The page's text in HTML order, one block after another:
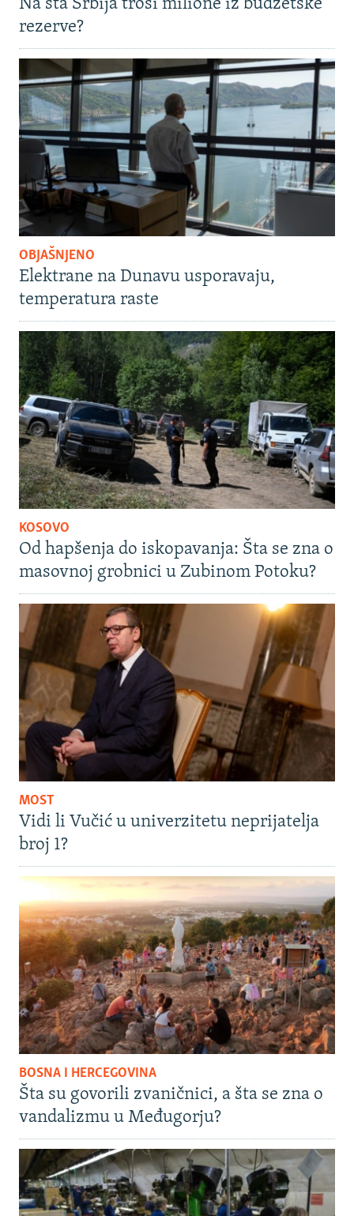
Na šta Srbija troši milione iz budžetske
rezerve?
OBJAŠNJENO
Elektrane na Dunavu usporavaju,
temperatura raste
KOSOVO
Od hapšenja do iskopavanja: Šta se zna o
masovnoj grobnici u Zubinom Potoku?
MOST
Vidi li Vučić u univerzitetu neprijatelja
broj 1?
BOSNA I HERCEGOVINA
Šta su govorili zvaničnici, a šta se zna o
vandalizmu u Međugorju?